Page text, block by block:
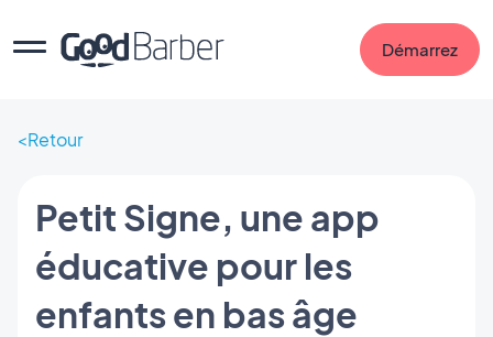
Démarrez
Retour
Petit Signe, une app
éducative pour les
enfants en bas âge